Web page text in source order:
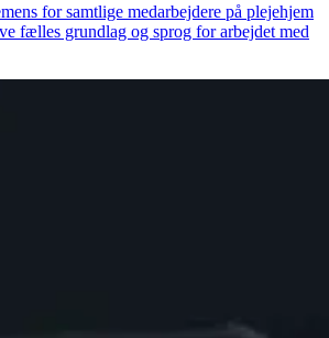
for samtlige medarbejdere på plejehjem
fælles grundlag og sprog for arbejdet med